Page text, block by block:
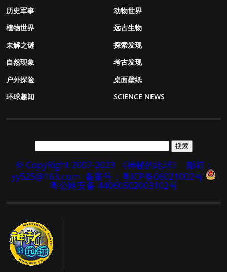
历史军事
动物世界
植物世界
远古生物
未解之谜
探索发现
自然现象
考古发现
户外探险
桌面壁纸
环球趣闻
SCIENCE NEWS
© CopyRight 2007-2023 《神秘的地球》
邮箱：
yy525@163.com 备案号：粤ICP备06021002号
粤公网安备 44060502003102号